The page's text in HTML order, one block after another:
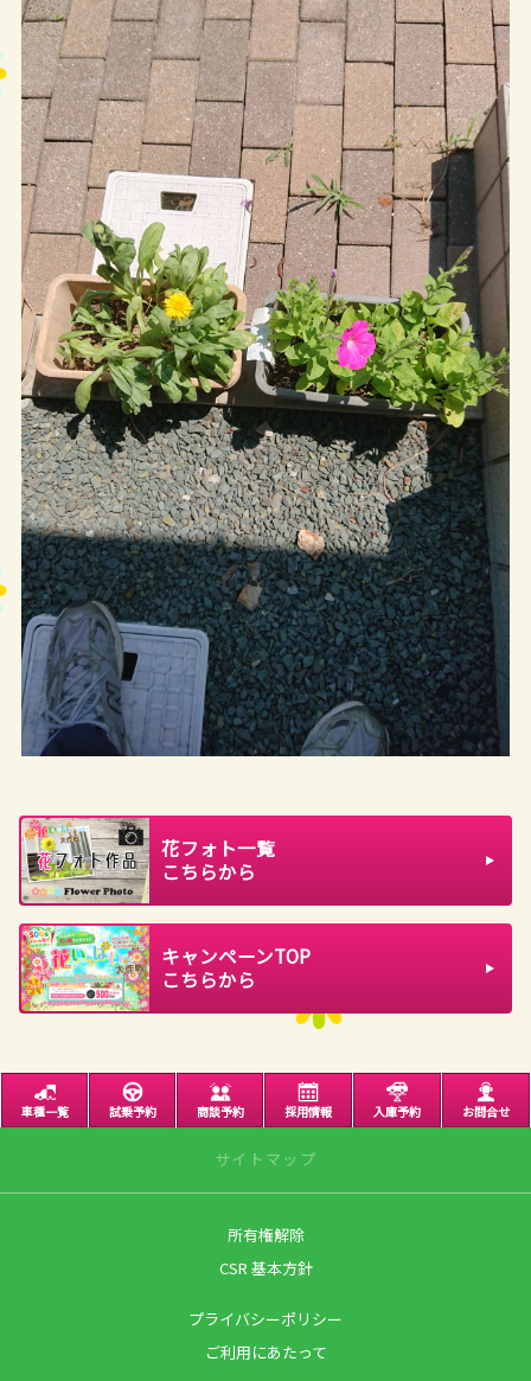
花フォト一覧
こちらから
キャンペーンTOP
こちらから
車種一覧 試乗予約 商談予約 採用情報 入庫予約 お問合せ
サイトマップ
所有権解除
CSR 基本方針
プライバシーポリシー
ご利用にあたって